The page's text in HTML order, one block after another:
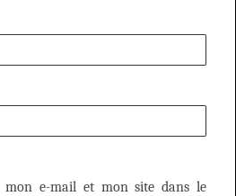
mon e-mail et mon site dans le